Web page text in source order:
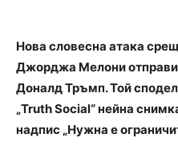
Нова словесна атака
Джорджа Мелони
Доналд Тръмп. Той
„Truth Social“ нейна
надпис „Нужна е